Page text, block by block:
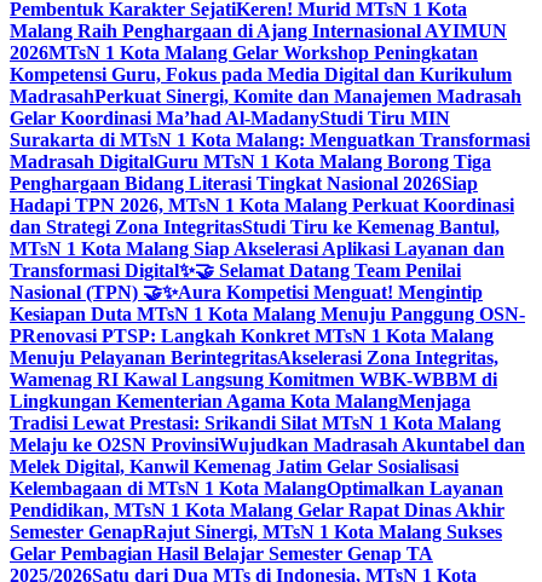
Pembentuk Karakter SejatiKeren! Murid MTsN 1 Kota
Malang Raih Penghargaan di Ajang Internasional AYIMUN
2026MTsN 1 Kota Malang Gelar Workshop Peningkatan
Kompetensi Guru, Fokus pada Media Digital dan Kurikulum
MadrasahPerkuat Sinergi, Komite dan Manajemen Madrasah
Gelar Koordinasi Ma’had Al-MadanyStudi Tiru MIN
Surakarta di MTsN 1 Kota Malang: Menguatkan Transformasi
Madrasah DigitalGuru MTsN 1 Kota Malang Borong Tiga
Penghargaan Bidang Literasi Tingkat Nasional 2026Siap
Hadapi TPN 2026, MTsN 1 Kota Malang Perkuat Koordinasi
dan Strategi Zona IntegritasStudi Tiru ke Kemenag Bantul,
MTsN 1 Kota Malang Siap Akselerasi Aplikasi Layanan dan
Transformasi Digital✨🤝 Selamat Datang Team Penilai
Nasional (TPN) 🤝✨Aura Kompetisi Menguat! Mengintip
Kesiapan Duta MTsN 1 Kota Malang Menuju Panggung OSN-
PRenovasi PTSP: Langkah Konkret MTsN 1 Kota Malang
Menuju Pelayanan BerintegritasAkselerasi Zona Integritas,
Wamenag RI Kawal Langsung Komitmen WBK-WBBM di
Lingkungan Kementerian Agama Kota MalangMenjaga
Tradisi Lewat Prestasi: Srikandi Silat MTsN 1 Kota Malang
Melaju ke O2SN ProvinsiWujudkan Madrasah Akuntabel dan
Melek Digital, Kanwil Kemenag Jatim Gelar Sosialisasi
Kelembagaan di MTsN 1 Kota MalangOptimalkan Layanan
Pendidikan, MTsN 1 Kota Malang Gelar Rapat Dinas Akhir
Semester GenapRajut Sinergi, MTsN 1 Kota Malang Sukses
Gelar Pembagian Hasil Belajar Semester Genap TA
2025/2026Satu dari Dua MTs di Indonesia, MTsN 1 Kota